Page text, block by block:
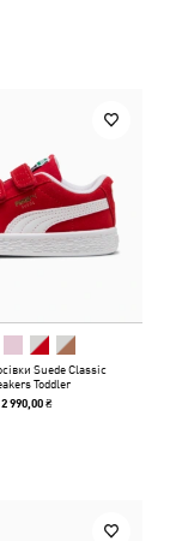
Suede Classic
Toddler
2 990,00 ₴